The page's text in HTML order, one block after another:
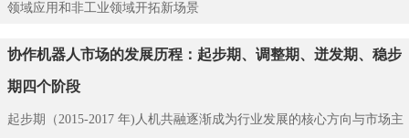
领域应用和非工业领域开拓新场景
协作机器人市场的发展历程：起步期、调整期、迸发期、稳步
期四个阶段
起步期（2015-2017 年)人机共融逐渐成为行业发展的核心方向与市场主